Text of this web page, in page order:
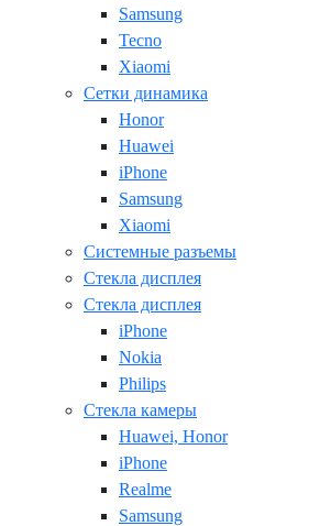
Samsung
Tecno
Xiaomi
Сетки динамика
Honor
Huawei
iPhone
Samsung
Xiaomi
Системные разъемы
Стекла дисплея
Стекла дисплея
iPhone
Nokia
Philips
Стекла камеры
Huawei, Honor
iPhone
Realme
Samsung